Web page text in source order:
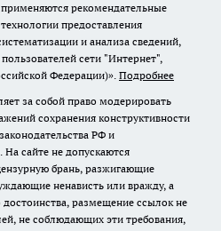
рекомендательные
предоставления
и анализа сведений,
сети "Интернет",
Федерации)». Подробнее
за собой право модерировать
сохранения конструктивности
РФ и
сайте не допускаются
брань, разжигающие
ненависть или вражду, а
размещение ссылок не
не соблюдающих эти требования,